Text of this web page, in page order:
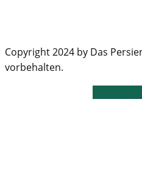
Copyright 2024 by Das
vorbehalten.